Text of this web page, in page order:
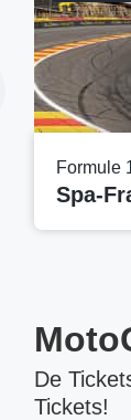
Formule
Spa-
De
Tickets!